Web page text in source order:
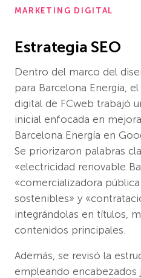
MARKETING DIGITAL
Estrategia SEO
Dentro del marco del
para Barcelona Energía,
digital de FCweb trabajó
inicial enfocada en
Barcelona Energía en
Se priorizaron palabras
«electricidad renovable
«comercializadora
sostenibles» y
integrándolas en títulos,
contenidos principales.
Además, se revisó la
empleando encabezados